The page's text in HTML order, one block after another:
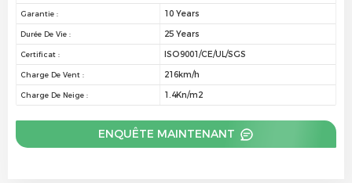
Garantie : 10 Years
Durée De Vie : 25 Years
Certificat : ISO9001/CE/UL/SGS
Charge De Vent : 216km/h
Charge De Neige : 1.4Kn/m2
ENQUÊTE MAINTENANT